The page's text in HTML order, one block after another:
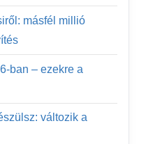
másfél millió
ban – ezekre a
változik a